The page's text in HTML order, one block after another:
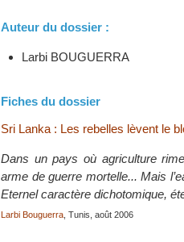
Auteur du dossier :
Larbi BOUGUERRA
Fiches du dossier
Sri Lanka : Les rebelles lèvent le
Dans un pays où agriculture
arme de guerre mortelle... Mais
Eternel caractère dichotomique,
Larbi Bouguerra , Tunis, août 2006